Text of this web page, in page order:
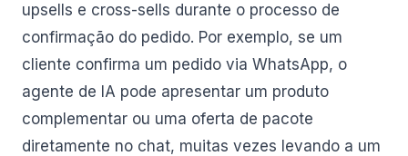
upsells e cross-sells durante o processo de
confirmação do pedido. Por exemplo, se um
cliente confirma um pedido via WhatsApp, o
agente de IA pode apresentar um produto
complementar ou uma oferta de pacote
diretamente no chat, muitas vezes levando a um